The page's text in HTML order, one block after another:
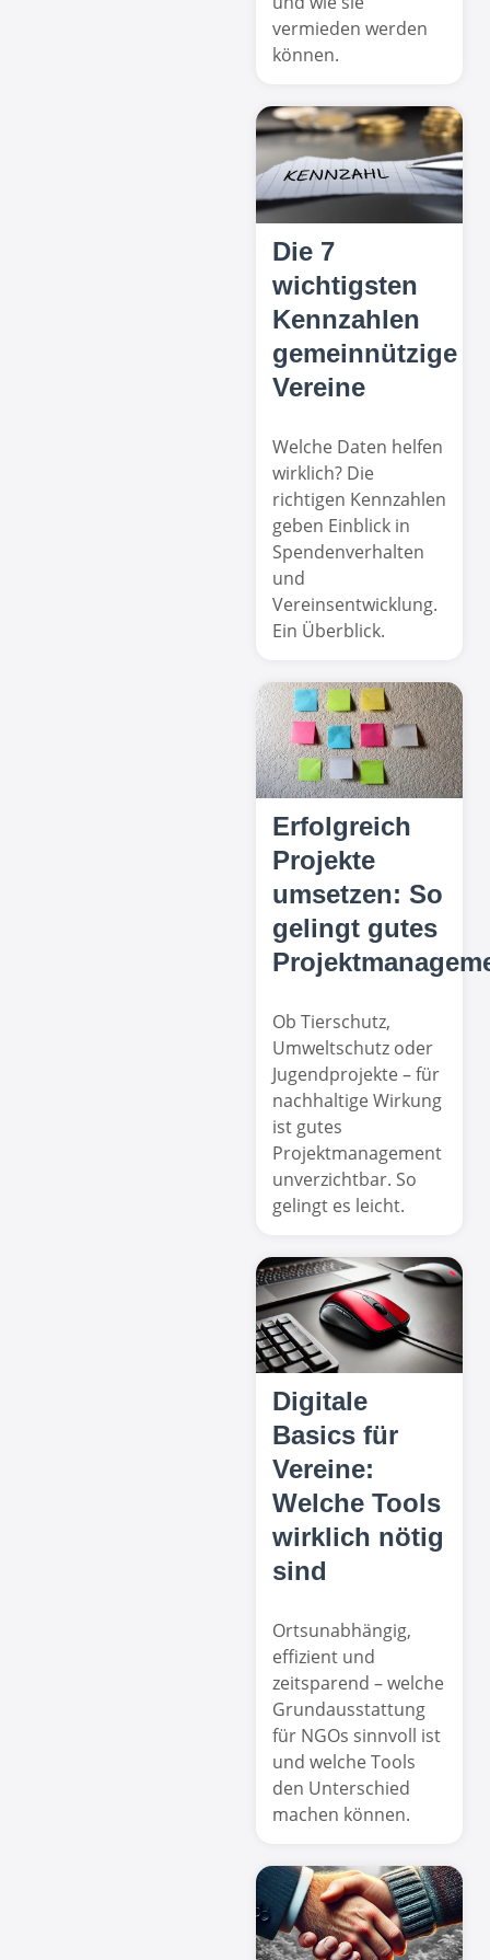
vermieden werden
können.
Die 7
wichtigsten
Kennzahlen
gemeinnützige
Vereine
Welche Daten helfen
wirklich? Die
richtigen Kennzahlen
geben Einblick in
Spendenverhalten
und
Vereinsentwicklung.
Ein Überblick.
Erfolgreich
Projekte
umsetzen: So
gelingt gutes
Ob Tierschutz,
Umweltschutz oder
Jugendprojekte – für
nachhaltige Wirkung
ist gutes
Projektmanagement
unverzichtbar. So
gelingt es leicht.
Digitale
Basics für
Vereine:
Welche Tools
wirklich nötig
sind
Ortsunabhängig,
effizient und
zeitsparend – welche
Grundausstattung
für NGOs sinnvoll ist
und welche Tools
den Unterschied
machen können.